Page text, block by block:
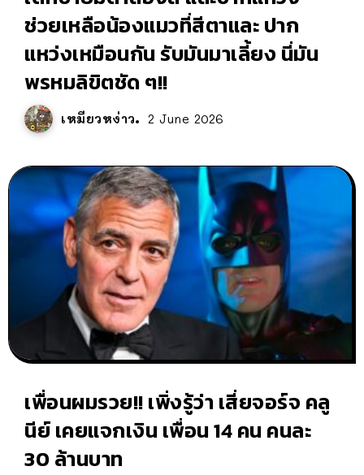
ช่วยเหลือน้องแมวที่สีตาและ ปาก
แหว่งเหมือนกัน รับมันมาเลี้ยง นี่มัน
พรหมลิขิตชัด ๆ!!
เหมียวหง่าว 2 June 2026
เพื่อนผมรวย!! เพิ่งรู้ว่า เสี่ยจอร์จ คลู
นีย์ เคยแจกเงิน เพื่อน 14 คน คนละ
30 ล้านบาท